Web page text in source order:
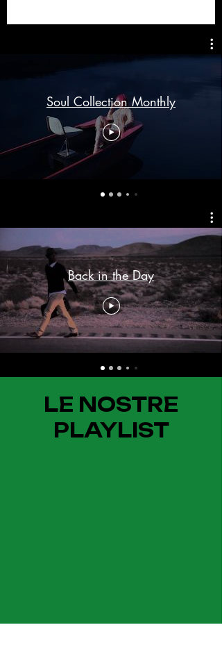
Soul Collection Monthly
Back in the Day
LE NOSTRE
PLAYLIST